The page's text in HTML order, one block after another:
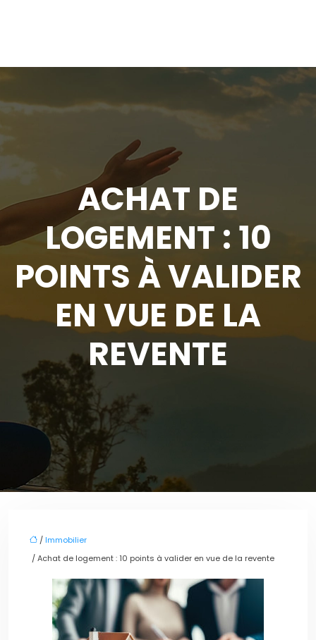
ACHAT DE
LOGEMENT : 10
POINTS À VALIDER
EN VUE DE LA
REVENTE
/ Immobilier
/ Achat de logement : 10 points à valider en vue de la revente